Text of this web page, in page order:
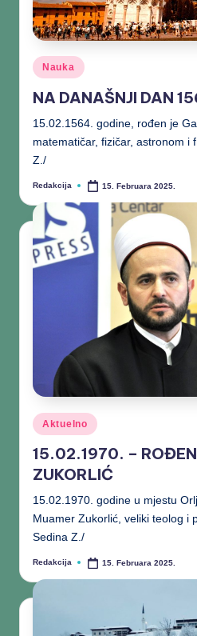
Nauka
NA DANAŠNJI DAN
15.02.1564. godine, rođen je
matematičar, fizičar, astronom i
Z./
Redakcija 15. Februara 2025.
Aktuelno
15.02.1970. – ROĐEN
ZUKORLIĆ
15.02.1970. godine u mjestu
Muamer Zukorlić, veliki teolog i
Sedina Z./
Redakcija 15. Februara 2025.